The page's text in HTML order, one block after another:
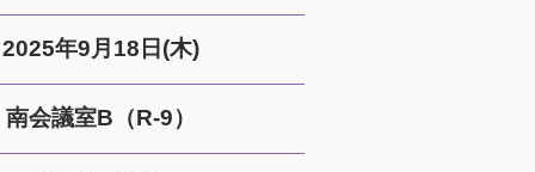
2025年9月18日(木)
南会議室B（R-9）